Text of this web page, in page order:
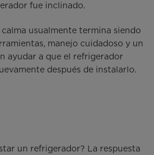
fue inclinado.
usualmente termina siendo
manejo cuidadoso y un
ayudar a que el refrigerador
después de instalarlo.
un refrigerador? La respuesta